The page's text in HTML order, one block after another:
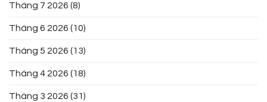
Tháng 7 2026 (8)
Tháng 6 2026 (10)
Tháng 5 2026 (13)
Tháng 4 2026 (18)
Tháng 3 2026 (31)